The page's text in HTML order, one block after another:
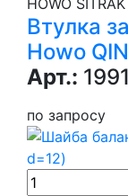
Втулка
Howo
Арт.:
по запросу